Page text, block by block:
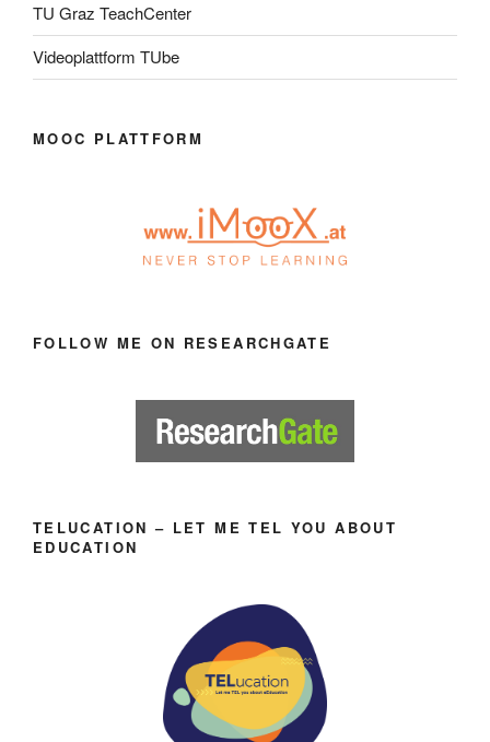
TU Graz TeachCenter
Videoplattform TUbe
MOOC PLATTFORM
FOLLOW ME ON RESEARCHGATE
TELUCATION – LET ME TEL YOU ABOUT
EDUCATION